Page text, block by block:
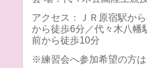
アクセス：ＪＲ原宿駅か
から徒歩6分／代々木八幡
前から徒歩10分
※練習会へ参加希望の方は